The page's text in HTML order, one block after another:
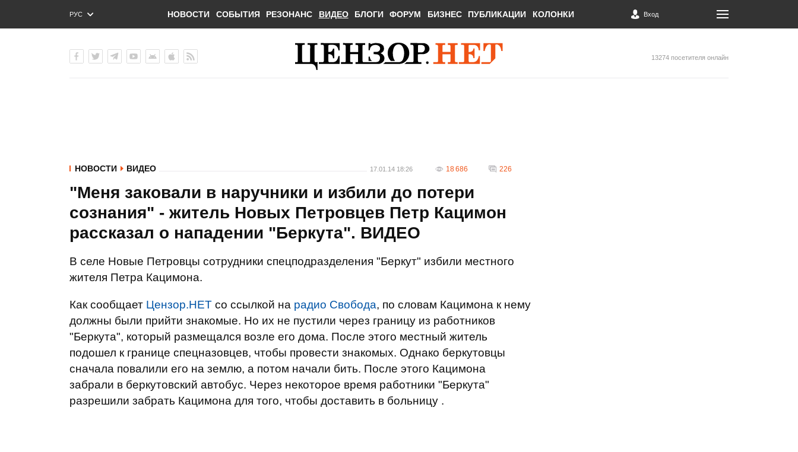
РУС
ENG
НОВОСТИ СОБЫТИЯ РЕЗОНАНС ВИДЕО БЛОГИ ФОРУМ БИЗНЕС ПУБЛИКАЦИИ КОЛОНКИ Вход
13274 посетителя онлайн
НОВОСТИ ВИДЕО 17.01.14 18:26 18 686 226
"Меня заковали в наручники и избили до потери
сознания" - житель Новых Петровцев Петр Кацимон
рассказал о нападении "Беркута". ВИДЕО
В селе Новые Петровцы сотрудники спецподразделения "Беркут" избили местного
жителя Петра Кацимона.
Как сообщает Цензор.НЕТ со ссылкой на радио Свобода, по словам Кацимона к нему
должны были прийти знакомые. Но их не пустили через границу из работников
"Беркута", который размещался возле его дома. После этого местный житель
подошел к границе спецназовцев, чтобы провести знакомых. Однако беркутовцы
сначала повалили его на землю, а потом начали бить. После этого Кацимона
забрали в беркутовский автобус. Через некоторое время работники "Беркута"
разрешили забрать Кацимона для того, чтобы доставить в больницу .